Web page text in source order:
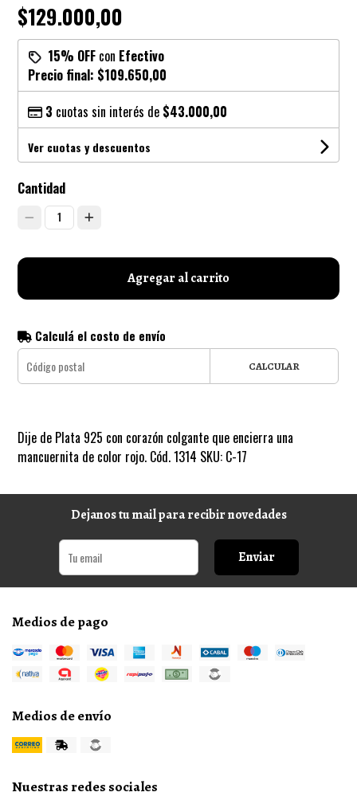
$129.000,00
15% OFF con Efectivo
Precio final: $109.650,00
3 cuotas sin interés de $43.000,00
Ver cuotas y descuentos
Cantidad
1
Agregar al carrito
Calculá el costo de envío
CALCULAR
Dije de Plata 925 con corazón colgante que encierra una
mancuernita de color rojo. Cód. 1314 SKU: C-17
Dejanos tu mail para recibir novedades
Enviar
Medios de pago
Medios de envío
Nuestras redes sociales